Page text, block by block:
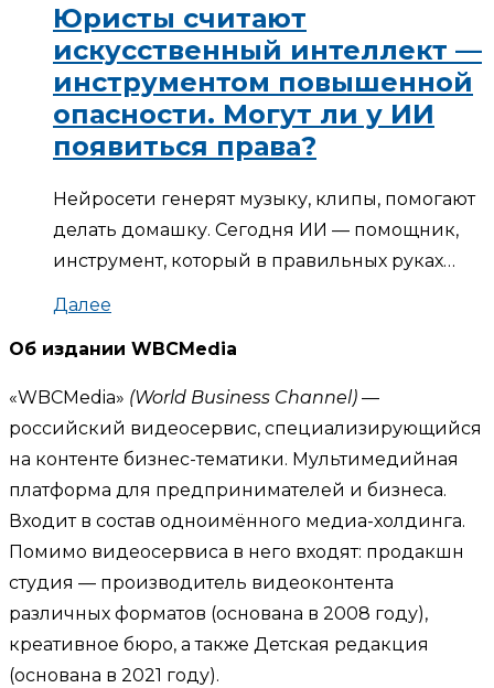
Юристы считают
искусственный интеллект —
инструментом повышенной
опасности. Могут ли у ИИ
появиться права?
Нейросети генерят музыку, клипы, помогают
делать домашку. Сегодня ИИ — помощник,
инструмент, который в правильных руках…
Далее
Об издании WBCMedia
«WBCMedia» (World Business Channel) —
российский видеосервис, специализирующийся
на контенте бизнес-тематики. Мультимедийная
платформа для предпринимателей и бизнеса.
Входит в состав одноимённого медиа-холдинга.
Помимо видеосервиса в него входят: продакшн
студия — производитель видеоконтента
различных форматов (основана в 2008 году),
креативное бюро, а также Детская редакция
(основана в 2021 году).